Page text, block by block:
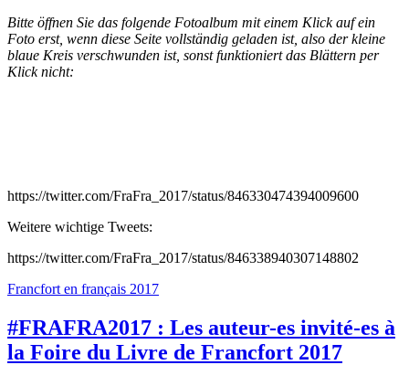
Bitte öffnen Sie das folgende Fotoalbum mit einem Klick auf ein
Foto erst, wenn diese Seite vollständig geladen ist, also der kleine
blaue Kreis verschwunden ist, sonst funktioniert das Blättern per
Klick nicht:
https://twitter.com/FraFra_2017/status/846330474394009600
Weitere wichtige Tweets:
https://twitter.com/FraFra_2017/status/846338940307148802
Francfort en français 2017
#FRAFRA2017 : Les auteur-es invité-es à
la Foire du Livre de Francfort 2017